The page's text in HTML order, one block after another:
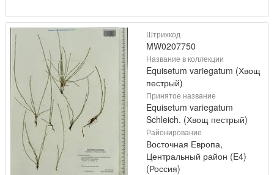
Штрихкод
MW0207750
Название в коллекции
Equisetum variegatum (Хвощ
пестрый)
Принятое название
Equisetum variegatum
Schleich. (Хвощ пестрый)
Районирование
Восточная Европа,
Центральный район (E4)
(Россия)